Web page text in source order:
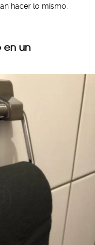
hacer lo mismo.
en un